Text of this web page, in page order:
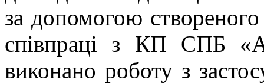
за допомогою
співпраці з КП СПБ
виконано роботу з